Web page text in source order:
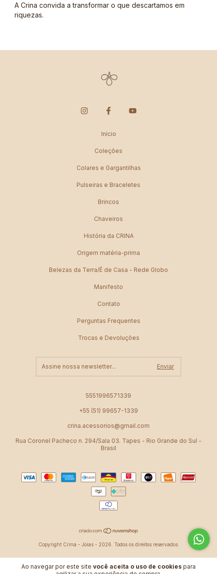
Ao navegar por este site você aceita o uso de cookies para
A Crina convida a transformar o que descartamos em
riquezas.
Início
Coleções
Colares e Gargantilhas
Pulseiras e Braceletes
Brincos
Chaveiros
História da CRINA
Origem matéria-prima
Belezas da Terra/É de Casa - Rede Globo
Manifesto
Contato
Perguntas Frequentes
Trocas e Devoluções
5551996571339
+55 (51) 99657-1339
crina.acessorios@gmail.com
Rua Coronel Pacheco n. 294/Sala 03. Tapes - Rio Grande do Sul -
Brasil
Copyright Crina - Joias - 2026. Todos os direitos reservados.